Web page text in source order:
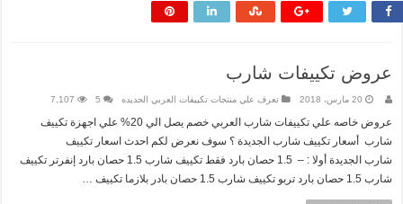
عروض تكييفات شارب
20 مارس، 2018 تعرف علي منتجات تكييفات العربي الجديده 5
7,107
عروض خاصه علي تكييفات شارب العربي خصم يصل الي 20% علي اجهزة تكييف
شارب أسعار تكييف شارب الجديدة ؟ سوف نعرض لكم احدث اسعار تكييف
شارب الجديدة أولا : – 1.5 حصان بارد فقط تكييف شارب 1.5 حصان بارد إنفرتر تكييف
شارب 1.5 حصان بارد تربو تكييف شارب 1.5 حصان بادر بلازما تكييف …